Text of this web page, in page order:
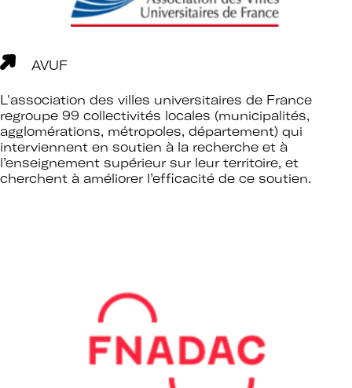
Mot de passe
Se souvenir de
moi
Mot de passe oublié ?
AVUF
L'association des villes universitaires de France
regroupe 99 collectivités locales (municipalités,
agglomérations, métropoles, département) qui
interviennent en soutien à la recherche et à
l’enseignement supérieur sur leur territoire, et
cherchent à améliorer l’efficacité de ce soutien.